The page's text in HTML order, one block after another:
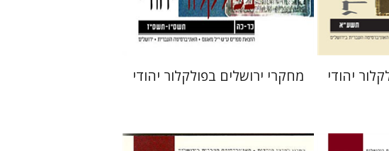
יהודי
$53
$48
מחקרי ירושלים בפולקלור יהודי